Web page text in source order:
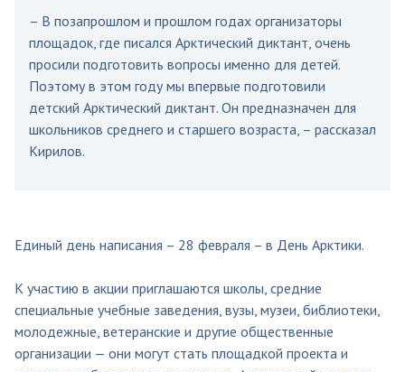
– В позапрошлом и прошлом годах организаторы
площадок, где писался Арктический диктант, очень
просили подготовить вопросы именно для детей.
Поэтому в этом году мы впервые подготовили
детский Арктический диктант. Он предназначен для
школьников среднего и старшего возраста, – рассказал
Кирилов.
Единый день написания – 28 февраля – в День Арктики.
К участию в акции приглашаются школы, средние
специальные учебные заведения, вузы, музеи, библиотеки,
молодежные, ветеранские и другие общественные
организации — они могут стать площадкой проекта и